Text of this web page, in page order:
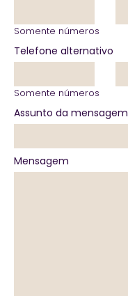
Somente números
Telefone alternativo
Somente números
Assunto da mensagem
Mensagem